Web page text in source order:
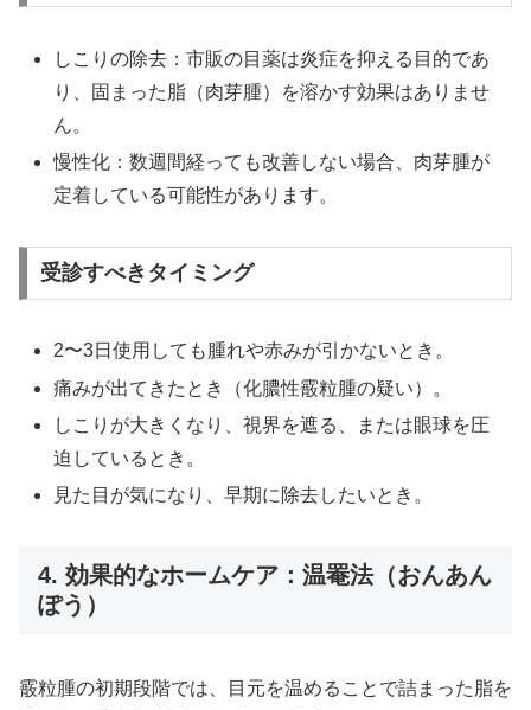
しこりの除去：市販の目薬は炎症を抑える目的であ
り、固まった脂（肉芽腫）を溶かす効果はありませ
ん。
慢性化：数週間経っても改善しない場合、肉芽腫が
定着している可能性があります。
受診すべきタイミング
2〜3日使用しても腫れや赤みが引かないとき。
痛みが出てきたとき（化膿性霰粒腫の疑い）。
しこりが大きくなり、視界を遮る、または眼球を圧
迫しているとき。
見た目が気になり、早期に除去したいとき。
4. 効果的なホームケア：温罨法（おんあん
ぽう）
霰粒腫の初期段階では、目元を温めることで詰まった脂を